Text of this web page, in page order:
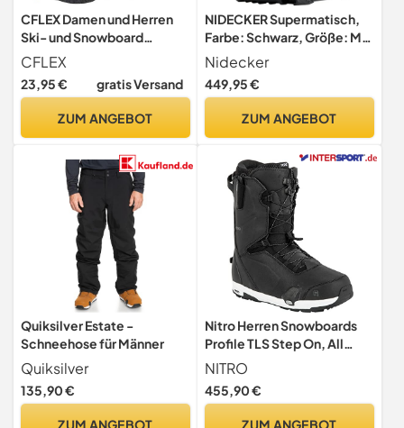
CFLEX Damen und Herren
Ski- und Snowboard
Socken (3 Paar)
Kniestrümpfe - Mix 43-46
CFLEX
23,95 € gratis Versand
ZUM ANGEBOT
NIDECKER Supermatisch,
Farbe: Schwarz, Größe: M
(N.24.BNM.SPM.BK.3M.1)
Nidecker
449,95 €
ZUM ANGEBOT
Quiksilver Estate -
Schneehose für Männer
Quiksilver
135,90 €
ZUM ANGEBOT
Nitro Herren Snowboards
Profile TLS Step On, All
Mountain Freeride
Freestyle Highend Premium
Schnellschnürsystem Step
NITRO
455,90 €
ZUM ANGEBOT